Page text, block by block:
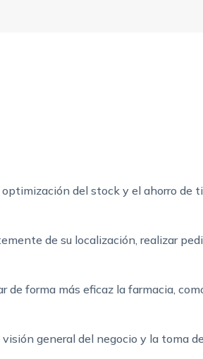
del stock y el ahorro de
de su localización, realizar
forma más eficaz la farmacia,
general del negocio y la toma